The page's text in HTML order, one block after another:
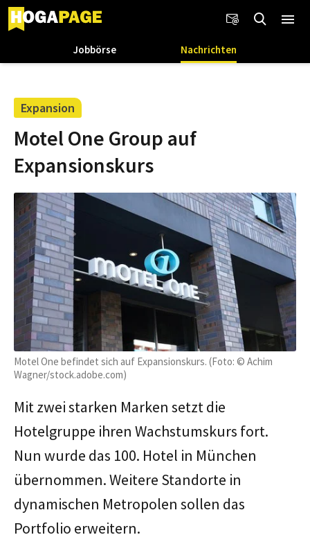
Jobbörse Nachrichten
Expansion
Motel One Group auf
Expansionskurs
Motel One befindet sich auf Expansionskurs. (Foto: © Achim
Wagner/stock.adobe.com)
Mit zwei starken Marken setzt die
Hotelgruppe ihren Wachstumskurs fort.
Nun wurde das 100. Hotel in München
übernommen. Weitere Standorte in
dynamischen Metropolen sollen das
Portfolio erweitern.